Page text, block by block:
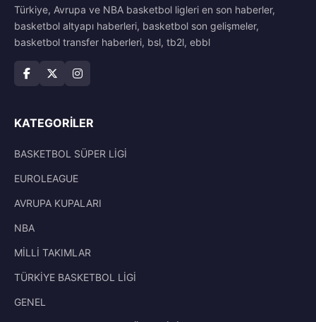
Türkiye, Avrupa ve NBA basketbol ligleri en son haberler,
basketbol altyapı haberleri, basketbol son gelişmeler,
basketbol transfer haberleri, bsl, tb2l, ebbl
KATEGORILER
BASKETBOL SÜPER LİGİ
EUROLEAGUE
AVRUPA KUPALARI
NBA
MİLLİ TAKIMLAR
TÜRKİYE BASKETBOL LİGİ
GENEL